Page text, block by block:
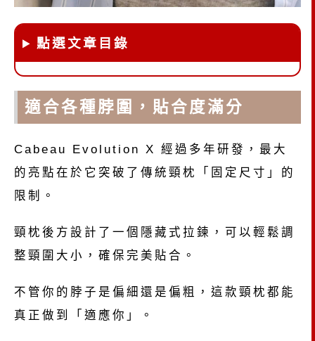
點選文章目錄
適合各種脖圍，貼合度滿分
Cabeau Evolution X 經過多年研發，最大
的亮點在於它突破了傳統頸枕「固定尺寸」的
限制。
頸枕後方設計了一個隱藏式拉鍊，可以輕鬆調
整頸圍大小，確保完美貼合。
不管你的脖子是偏細還是偏粗，這款頸枕都能
真正做到「適應你」。